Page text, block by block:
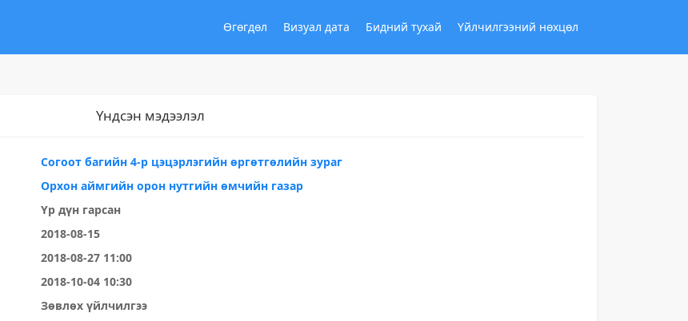
Өгөгдөл Визуал дата Бидний тухай Үйлчилгээний нөхцөл
Үндсэн мэдээлэл
Согоот багийн 4-р цэцэрлэгийн өргөтгөлийн зураг
Орхон аймгийн орон нутгийн өмчийн газар
Үр дүн гарсан
2018-08-15
2018-08-27 11:00
2018-10-04 10:30
Зөвлөх үйлчилгээ